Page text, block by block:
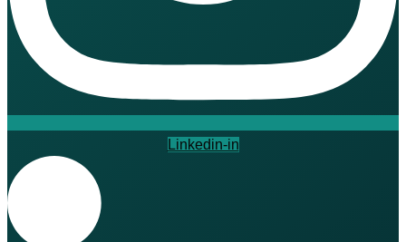
Linkedin-in